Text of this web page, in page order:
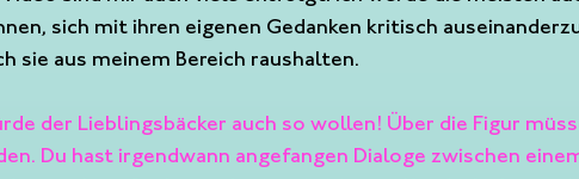
sich mit ihren eigenen Gedanken kritisch
sie aus meinem Bereich raushalten.
der Lieblingsbäcker auch so wollen! Über die Figur
Du hast irgendwann angefangen Dialoge zwischen